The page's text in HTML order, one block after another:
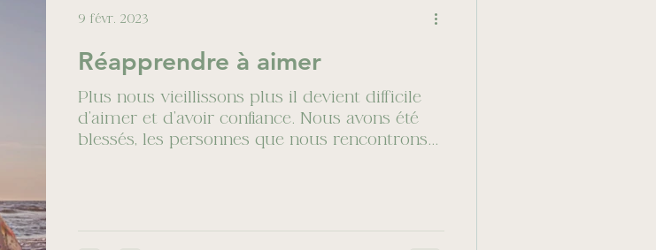
Réapprendre à aimer
Plus nous vieillissons plus il devient difficile
d’aimer et d’avoir confiance. Nous avons été
blessés, les personnes que nous rencontrons...
9 févr. 2023